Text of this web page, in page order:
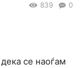
0
839
се наоѓам